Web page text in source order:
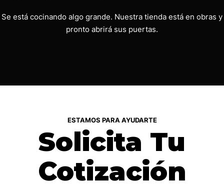
Se está cocinando algo grande. Nuestra tienda está en obras y
pronto abrirá sus puertas.
ESTAMOS PARA AYUDARTE
Solicita Tu
Cotización